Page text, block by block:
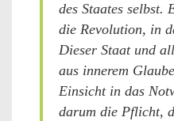
des Staates selbst.
die Revolution, in
Dieser Staat und
aus innerem
Einsicht in das
darum die Pflicht,